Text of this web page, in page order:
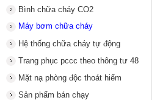
Bình chữa cháy CO2
Máy bơm chữa cháy
Hệ thống chữa cháy tự động
Trang phục pccc theo thông tư 48
Mặt nạ phòng độc thoát hiểm
Sản phẩm bán chạy